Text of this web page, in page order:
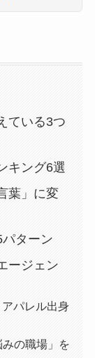
ている3つ
キング6選
葉」に変
ターン
ージェン
パレル出身
の職場」を